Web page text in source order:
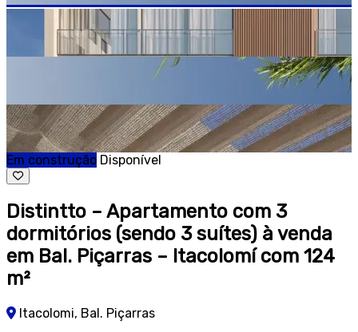
Em construção Disponível
Distintto – Apartamento com 3
dormitórios (sendo 3 suítes) à venda
em Bal. Piçarras – Itacolomí com 124
m²
Itacolomi, Bal. Piçarras